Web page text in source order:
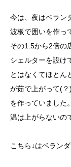
今は、夜はベラン
波板で囲いを作っ
その1.5から2倍の
シェルターを設け
とはなくてほとん
が茹で上がって(
を作っていました
温は上がらないの
こちら↓はベランダ